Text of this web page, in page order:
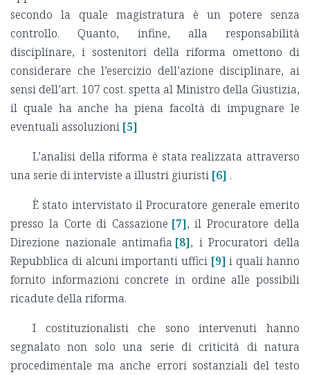
secondo la quale magistratura è un potere senza
controllo. Quanto, infine, alla responsabilità
disciplinare, i sostenitori della riforma omettono di
considerare che l’esercizio dell’azione disciplinare, ai
sensi dell’art. 107 cost. spetta al Ministro della Giustizia,
il quale ha anche ha piena facoltà di impugnare le
eventuali assoluzioni [5]
L’analisi della riforma è stata realizzata attraverso
una serie di interviste a illustri giuristi [6] .
È stato intervistato il Procuratore generale emerito
presso la Corte di Cassazione [7], il Procuratore della
Direzione nazionale antimafia [8], i Procuratori della
Repubblica di alcuni importanti uffici [9] i quali hanno
fornito informazioni concrete in ordine alle possibili
ricadute della riforma.
I costituzionalisti che sono intervenuti hanno
segnalato non solo una serie di criticità di natura
procedimentale ma anche errori sostanziali del testo